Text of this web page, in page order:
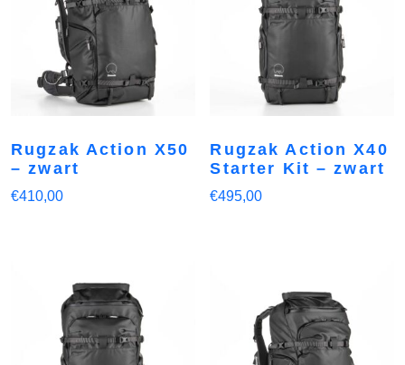
Rugzak Action X50
– zwart
€410,00
Rugzak Action X40
Starter Kit – zwart
€495,00